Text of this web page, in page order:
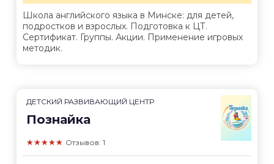
Школа английского языка в Минске: для детей,
подростков и взрослых. Подготовка к ЦТ.
Сертификат. Группы. Акции. Применение игровых
методик.
ДЕТСКИЙ РАЗВИВАЮЩИЙ ЦЕНТР
Познайка
★★★★★ Отзывов: 1